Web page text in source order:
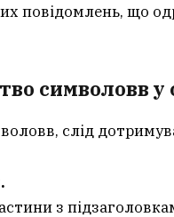
повідомлень, що
символовв у
слід
з